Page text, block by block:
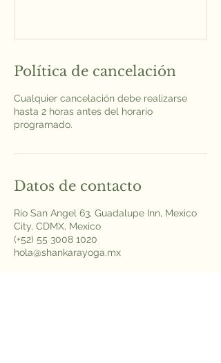
Política de cancelación
Cualquier cancelación debe realizarse
hasta 2 horas antes del horario
programado.
Datos de contacto
Río San Angel 63, Guadalupe Inn, Mexico
City, CDMX, Mexico
(+52) 55 3008 1020
hola@shankarayoga.mx